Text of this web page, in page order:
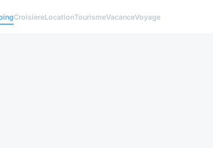
CroisiereLocationTourismeVacanceVoyage